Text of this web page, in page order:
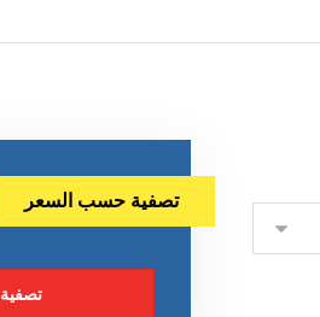
تصفية حسب السعر
تصفية